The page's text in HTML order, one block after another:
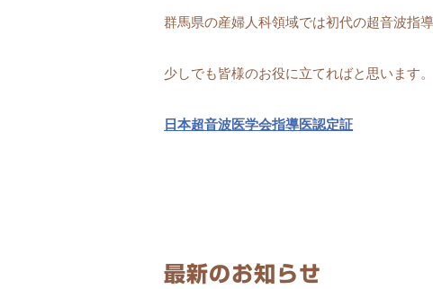
群馬県の産婦人科領域では初代の超音波指導
少しでも皆様のお役に立てればと思います。
日本超音波医学会指導医認定証
最新のお知らせ